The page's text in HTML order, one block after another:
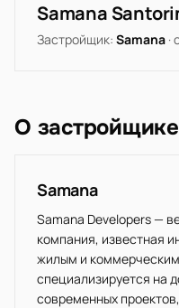
Samana
Застройщик: Samana ·
О застройщике
Samana
Samana Developers —
компания, известная
жилым и
специализируется на
современных